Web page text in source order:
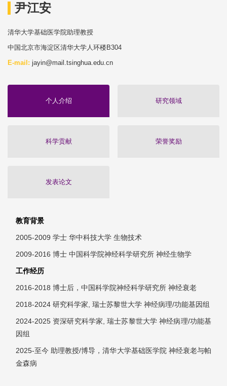
尹江安
清华大学基础医学院助理教授
中国北京市海淀区清华大学人环楼B304
E-mail: jayin@mail.tsinghua.edu.cn
个人介绍 研究领域
科学贡献 荣誉奖励
发表论文
教育背景
2005-2009 学士 华中科技大学 生物技术
2009-2016 博士 中国科学院神经科学研究所 神经生物学
工作经历
2016-2018 博士后，中国科学院神经科学研究所 神经衰老
2018-2024 研究科学家, 瑞士苏黎世大学 神经病理/功能基因组
2024-2025 资深研究科学家, 瑞士苏黎世大学 神经病理/功能基
因组
2025-至今 助理教授/博导，清华大学基础医学院 神经衰老与帕
金森病